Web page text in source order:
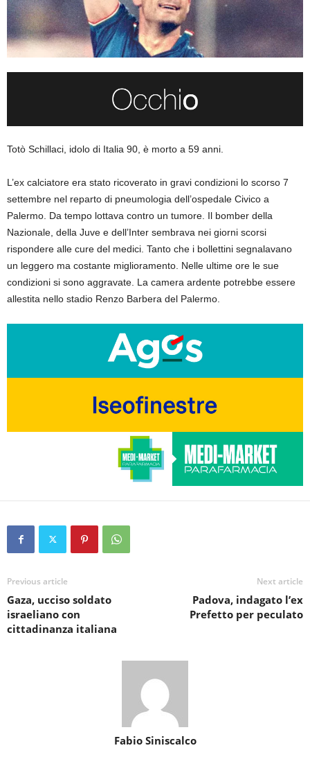
Totò Schillaci, idolo di Italia 90, è morto a 59 anni.
L’ex calciatore era stato ricoverato in gravi condizioni lo scorso 7
settembre nel reparto di pneumologia dell’ospedale Civico a
Palermo. Da tempo lottava contro un tumore. Il bomber della
Nazionale, della Juve e dell’Inter sembrava nei giorni scorsi
rispondere alle cure del medici. Tanto che i bollettini segnalavano
un leggero ma costante miglioramento. Nelle ultime ore le sue
condizioni si sono aggravate. La camera ardente potrebbe essere
allestita nello stadio Renzo Barbera del Palermo.
Previous article
Gaza, ucciso soldato
israeliano con
cittadinanza italiana
Next article
Padova, indagato l’ex
Prefetto per peculato
Fabio Siniscalco